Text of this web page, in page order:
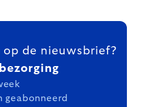
de nieuwsbrief?
geabonneerd